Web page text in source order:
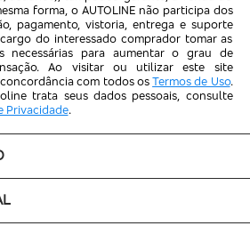
forma, o AUTOLINE não participa dos
pagamento, vistoria, entrega e suporte
do interessado comprador tomar as
necessárias para aumentar o grau de
Ao visitar ou utilizar este site
com todos osTermos de Uso.
trata seus dados pessoais, consulte
Privacidade.